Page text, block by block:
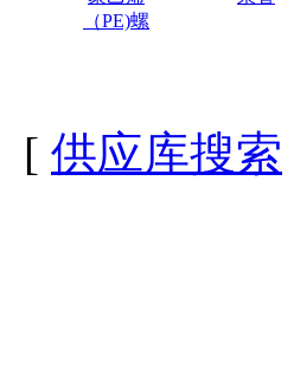
（PE)螺
[ 供应库搜索